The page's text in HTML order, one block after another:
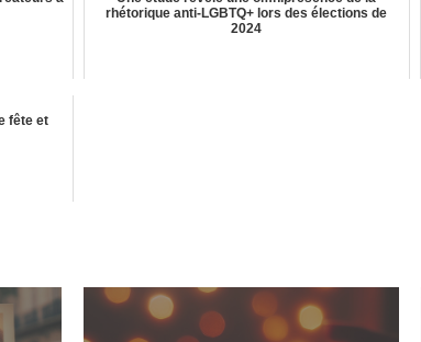
rhétorique anti-LGBTQ+ lors des élections de
2024
fête et